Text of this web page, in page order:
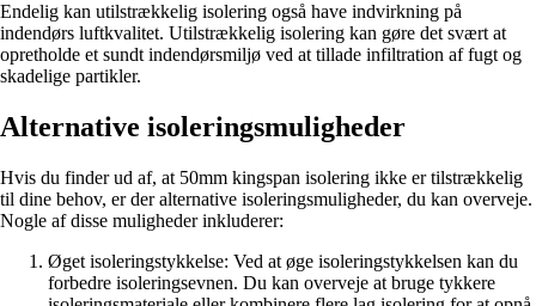
Endelig kan utilstrækkelig isolering også have indvirkning på
indendørs luftkvalitet. Utilstrækkelig isolering kan gøre det svært at
opretholde et sundt indendørsmiljø ved at tillade infiltration af fugt og
skadelige partikler.
Alternative isoleringsmuligheder
Hvis du finder ud af, at 50mm kingspan isolering ikke er tilstrækkelig
til dine behov, er der alternative isoleringsmuligheder, du kan overveje.
Nogle af disse muligheder inkluderer:
Øget isoleringstykkelse: Ved at øge isoleringstykkelsen kan du
forbedre isoleringsevnen. Du kan overveje at bruge tykkere